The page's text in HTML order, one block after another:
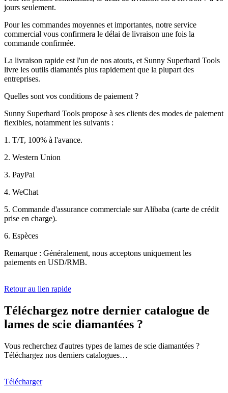
jours seulement.
Pour les commandes moyennes et importantes, notre service
commercial vous confirmera le délai de livraison une fois la
commande confirmée.
La livraison rapide est l'un de nos atouts, et Sunny Superhard Tools
livre les outils diamantés plus rapidement que la plupart des
entreprises.
Quelles sont vos conditions de paiement ?
Sunny Superhard Tools propose à ses clients des modes de paiement
flexibles, notamment les suivants :
1. T/T, 100% à l'avance.
2. Western Union
3. PayPal
4. WeChat
5. Commande d'assurance commerciale sur Alibaba (carte de crédit
prise en charge).
6. Espèces
Remarque : Généralement, nous acceptons uniquement les
paiements en USD/RMB.
Retour au lien rapide
Téléchargez notre dernier catalogue de
lames de scie diamantées ?
Vous recherchez d'autres types de lames de scie diamantées ?
Téléchargez nos derniers catalogues…
Télécharger